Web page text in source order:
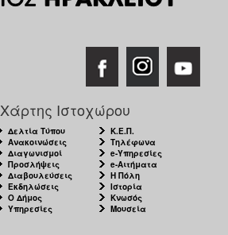
Χάρτης Ιστοχώρου
Δελτία Τύπου
Ανακοινώσεις
Διαγωνισμοί
Προσλήψεις
Διαβουλεύσεις
Εκδηλώσεις
Ο Δήμος
Υπηρεσίες
Κ.Ε.Π.
Τηλέφωνα
e-Υπηρεσίες
e-Αιτήματα
Η Πόλη
Ιστορία
Κνωσός
Μουσεία